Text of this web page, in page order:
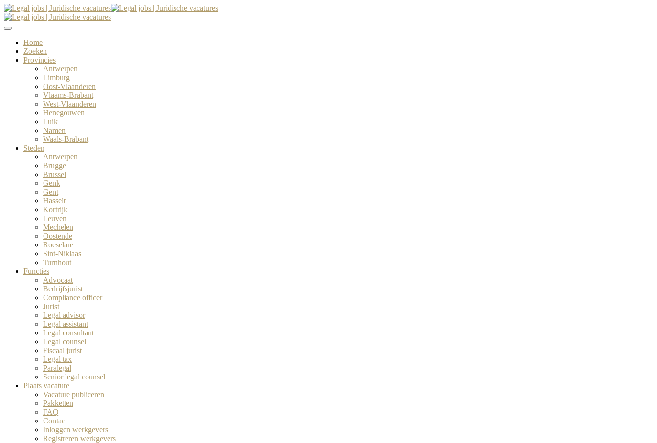
Home
Zoeken
Provincies
Antwerpen
Limburg
Oost-Vlaanderen
Vlaams-Brabant
West-Vlaanderen
Henegouwen
Luik
Namen
Waals-Brabant
Steden
Antwerpen
Brugge
Brussel
Genk
Gent
Hasselt
Kortrijk
Leuven
Mechelen
Oostende
Roeselare
Sint-Niklaas
Turnhout
Functies
Advocaat
Bedrijfsjurist
Compliance officer
Jurist
Legal advisor
Legal assistant
Legal consultant
Legal counsel
Fiscaal jurist
Legal tax
Paralegal
Senior legal counsel
Plaats vacature
Vacature publiceren
Pakketten
FAQ
Contact
Inloggen werkgevers
Registreren werkgevers